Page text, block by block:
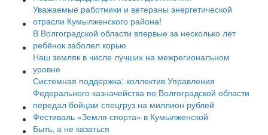
Уважаемые работники и ветераны энергетической
отрасли Кумылженского района!
В Волгоградской области впервые за несколько лет
ребёнок заболел корью
Наш земляк в числе лучших на межрегиональном
уровне
Системная поддержка: коллектив Управления
Федерального казначейства по Волгоградской области
передал бойцам спецгруз на миллион рублей
Фестиваль «Земля спорта» в Кумылженской
Быть, а не казаться